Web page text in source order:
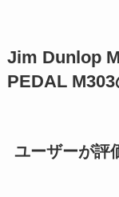
Jim Dunlop
PEDAL M303
ユーザーが評